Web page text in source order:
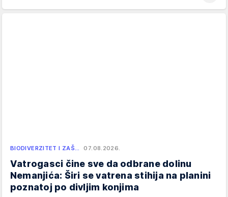
BIODIVERZITET I ZAŠ… 07.08.2026.
Vatrogasci čine sve da odbrane dolinu
Nemanjića: Širi se vatrena stihija na planini
poznatoj po divljim konjima